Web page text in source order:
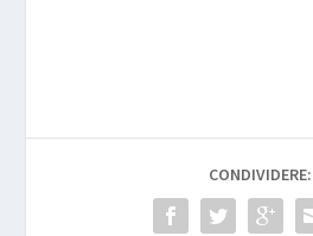
CONDIVIDERE: